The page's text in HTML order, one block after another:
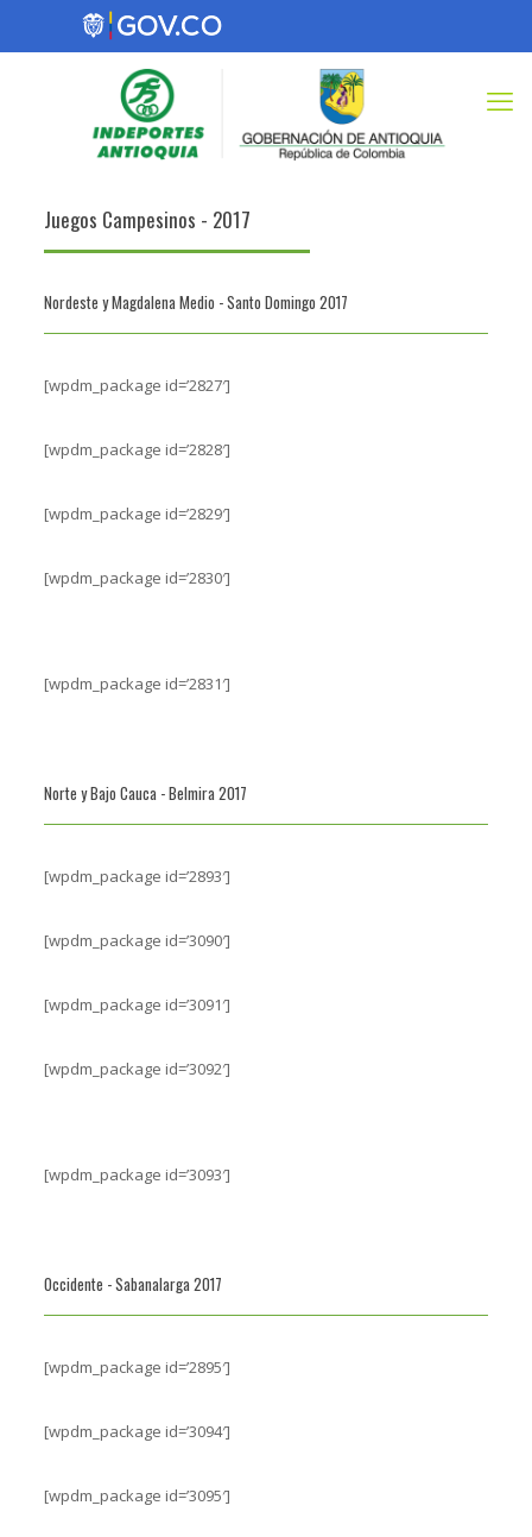
Juegos Campesinos - 2017
Nordeste y Magdalena Medio - Santo Domingo 2017
[wpdm_package id=’2827′]
[wpdm_package id=’2828′]
[wpdm_package id=’2829′]
[wpdm_package id=’2830′]
[wpdm_package id=’2831′]
Norte y Bajo Cauca - Belmira 2017
[wpdm_package id=’2893′]
[wpdm_package id=’3090′]
[wpdm_package id=’3091′]
[wpdm_package id=’3092′]
[wpdm_package id=’3093′]
Occidente - Sabanalarga 2017
[wpdm_package id=’2895′]
[wpdm_package id=’3094′]
[wpdm_package id=’3095′]